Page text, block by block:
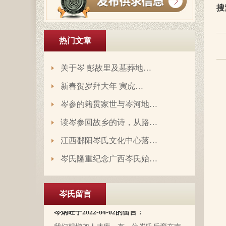
热门文章
关于岑 彭故里及墓葬地…
新春贺岁拜大年 寅虎…
岑参的籍贯家世与岑河地…
读岑参回故乡的诗，从路…
江西鄱阳岑氏文化中心落…
岑氏隆重纪念广西岑氏始…
岑氏留言
岑延旺于2022-10-27的留言：
湖南永州江华岭东一带散布着岑氏，因为
辈排序，不知道我们是哪里来的了，老一
辈说以前跟桂岭一带岑氏族人有联系，进
一下。
岑卫东于2022-05-13的留言：
岑氏亲人们，大家好！我是岑卫东，是文
于能在这里见到如此多的岑氏亲人们围聚
一堂畅所欲言，很是心慰，同时也带着一
（岑定伍）就不在世了，后来妈妈生我的
我们想增加人才库，有一位岑氏后裔在南
搜